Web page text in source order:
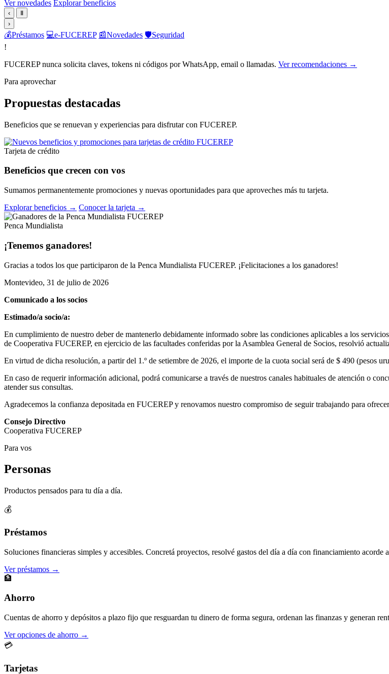
Ver novedades Explorar beneficios
‹
Ⅱ
›
💰Préstamos 💻e-FUCEREP 📰Novedades 🛡️Seguridad
!
FUCEREP nunca solicita claves, tokens ni códigos por WhatsApp, email o llamadas. Ver recomendaciones →
Para aprovechar
Propuestas destacadas
Beneficios que se renuevan y experiencias para disfrutar con FUCEREP.
Tarjeta de crédito
Beneficios que crecen con vos
Sumamos permanentemente promociones y nuevas oportunidades para que aproveches más tu tarjeta.
Explorar beneficios → Conocer la tarjeta →
Penca Mundialista
¡Tenemos ganadores!
Gracias a todos los que participaron de la Penca Mundialista FUCEREP. ¡Felicitaciones a los ganadores!
Montevideo, 31 de julio de 2026
Comunicado a los socios
Estimado/a socio/a:
En cumplimiento de nuestro deber de mantenerlo debidamente informado sobre las condiciones aplicables a los
de Cooperativa FUCEREP, en ejercicio de las facultades conferidas por la Asamblea General de Socios, resolvió
En virtud de dicha resolución, a partir del 1.º de setiembre de 2026, el importe de la cuota social será de $ 490 (pesos
En caso de requerir información adicional, podrá comunicarse a través de nuestros canales habituales de atención o
atender sus consultas.
Agradecemos la confianza depositada en FUCEREP y renovamos nuestro compromiso de seguir trabajando para
Consejo Directivo
Cooperativa FUCEREP
Para vos
Personas
Productos pensados para tu día a día.
💰
Préstamos
Soluciones financieras simples y accesibles. Concretá proyectos, resolvé gastos del día a día con financiamiento acorde
Ver préstamos →
🏦
Ahorro
Cuentas de ahorro y depósitos a plazo fijo que resguardan tu dinero de forma segura, ordenan las finanzas y generan
Ver opciones de ahorro →
💳
Tarjetas